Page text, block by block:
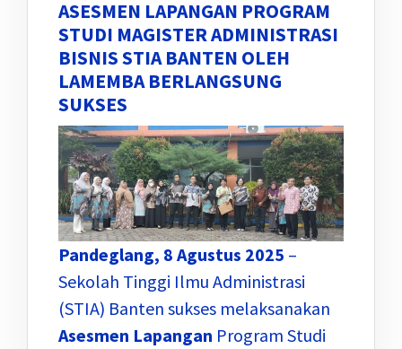
ASESMEN LAPANGAN PROGRAM
STUDI MAGISTER ADMINISTRASI
BISNIS STIA BANTEN OLEH
LAMEMBA BERLANGSUNG
SUKSES
Pandeglang, 8 Agustus 2025 –
Sekolah Tinggi Ilmu Administrasi
(STIA) Banten sukses melaksanakan
Asesmen Lapangan Program Studi